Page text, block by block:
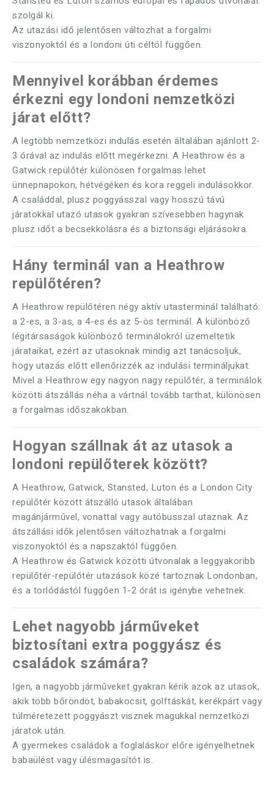
szolgál ki.
Az utazási idő jelentősen változhat a forgalmi
viszonyoktól és a londoni úti céltól függően.
Mennyivel korábban érdemes
érkezni egy londoni nemzetközi
járat előtt?
A legtöbb nemzetközi indulás esetén általában ajánlott 2-
3 órával az indulás előtt megérkezni. A Heathrow és a
Gatwick repülőtér különösen forgalmas lehet
ünnepnapokon, hétvégéken és kora reggeli indulásokkor.
A családdal, plusz poggyásszal vagy hosszú távú
járatokkal utazó utasok gyakran szívesebben hagynak
plusz időt a becsekkolásra és a biztonsági eljárásokra.
Hány terminál van a Heathrow
repülőtéren?
A Heathrow repülőtéren négy aktív utasterminál található:
a 2-es, a 3-as, a 4-es és az 5-ös terminál. A különböző
légitársaságok különböző terminálokról üzemeltetik
járataikat, ezért az utasoknak mindig azt tanácsoljuk,
hogy utazás előtt ellenőrizzék az indulási termináljukat.
Mivel a Heathrow egy nagyon nagy repülőtér, a terminálok
közötti átszállás néha a vártnál tovább tarthat, különösen
a forgalmas időszakokban.
Hogyan szállnak át az utasok a
londoni repülőterek között?
A Heathrow, Gatwick, Stansted, Luton és a London City
repülőtér között átszálló utasok általában
magánjárművel, vonattal vagy autóbusszal utaznak. Az
átszállási idők jelentősen változhatnak a forgalmi
viszonyoktól és a napszaktól függően.
A Heathrow és Gatwick közötti útvonalak a leggyakoribb
repülőtér-repülőtér utazások közé tartoznak Londonban,
és a torlódástól függően 1-2 órát is igénybe vehetnek.
Lehet nagyobb járműveket
biztosítani extra poggyász és
családok számára?
Igen, a nagyobb járműveket gyakran kérik azok az utasok,
akik több bőröndöt, babakocsit, golftáskát, kerékpárt vagy
túlméretezett poggyászt visznek magukkal nemzetközi
járatok után.
A gyermekes családok a foglaláskor előre igényelhetnek
babaülést vagy ülésmagasítót is.